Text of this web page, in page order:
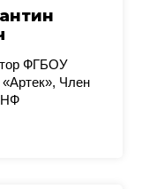
ФГБОУ
Член
НФ